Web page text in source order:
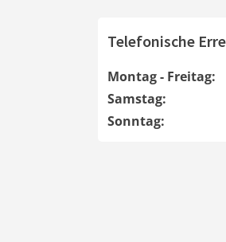
Telefonische
Montag - Freitag:
Samstag:
Sonntag: